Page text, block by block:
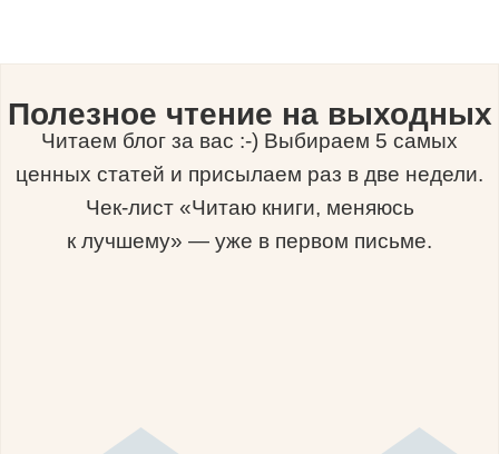
Полезное чтение на выходных
Читаем блог за вас :-) Выбираем 5 самых
ценных статей и присылаем раз в две недели.
Чек-лист «Читаю книги, меняюсь
к лучшему» — уже в первом письме.